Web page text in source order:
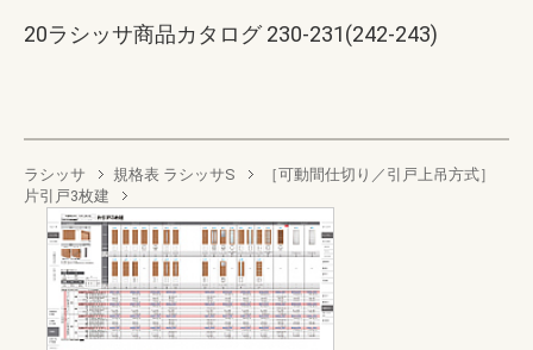
20ラシッサ商品カタログ 230-231(242-243)
ラシッサ 規格表 ラシッサS
［可動間仕切り／引戸上吊方式］
片引戸3枚建